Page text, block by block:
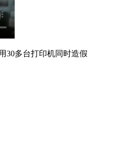
多台打印机同时造假